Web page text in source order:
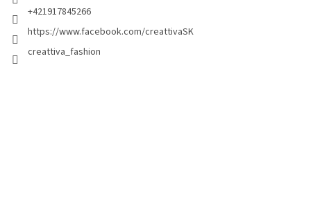
+421917845266
https://www.facebook.com/creattivaSK
creattiva_fashion